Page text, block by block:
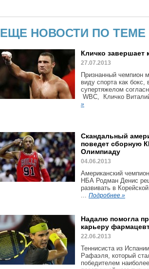
ЕЩЕ НОВОСТИ ПО ТЕМЕ
Кличко завершает
27.07.2013
Признанный чемпион
виду спорта как бокс,
супертяжелом
WBC, Кличко
»
Скандальный
поведет сборную
Олимпиаду
04.06.2013
Американский
НБА Родман Денис
развивать в
... Подробнее »
Надалю помогла
карьеру
22.06.2013
Теннисиста из
Рафаэля, который
победителем наиболее